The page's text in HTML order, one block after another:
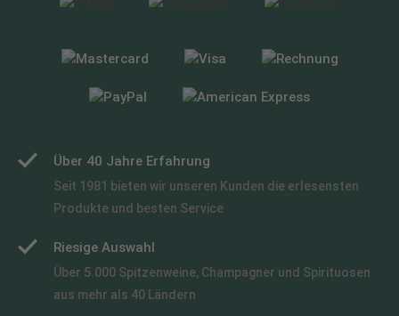
Über 40 Jahre Erfahrung
Seit 1981 bieten wir unseren Kunden die erlesensten
Produkte und besten Service
Riesige Auswahl
Über 5.000 Spitzenweine, Champagner und Spirituosen
aus mehr als 40 Ländern